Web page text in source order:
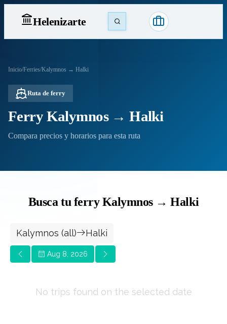
Helenizarte
Inicio/Ferries/Kalymnos → Halki
Ruta de ferry
Ferry Kalymnos → Halki
Compara precios y horarios para esta ruta
Busca tu ferry Kalymnos → Halki